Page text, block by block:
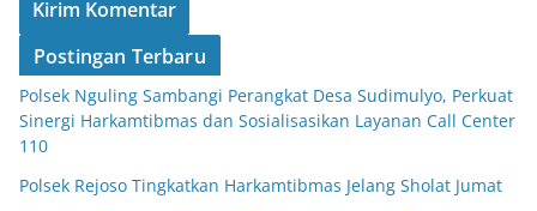
Postingan Terbaru
Polsek Nguling Sambangi Perangkat Desa Sudimulyo, Perkuat
Sinergi Harkamtibmas dan Sosialisasikan Layanan Call Center
110
Polsek Rejoso Tingkatkan Harkamtibmas Jelang Sholat Jumat